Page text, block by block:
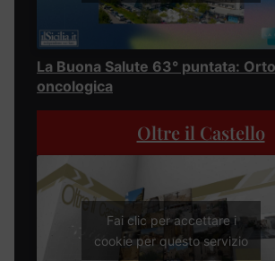
La Buona Salute 63° puntata:
oncologica
Oltre il Castello
Fai clic per accettare i
cookie per questo servizio